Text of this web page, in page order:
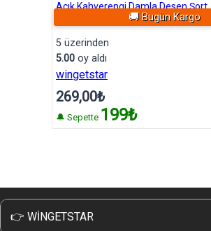
🚚 Bugün Kargo
Açık Kahverengi Damla Desen Şort
5 üzerinden
5.00 oy aldı
wingetstar
269,00₺
🔔 Sepette 199₺
👉 WİNGETSTAR